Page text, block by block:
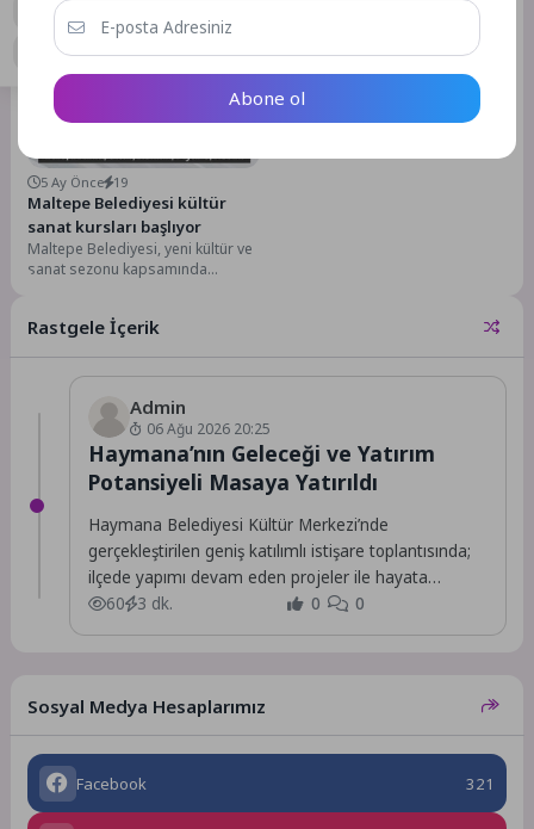
Ahmed Adnan Saygun Sanat
Merkezi’nde sahne alan İzmir Oda
Orkestrası, dünyaca ünlü...
genelinde gerçekleştirilen kültür
ve sanat etkinlikleri hız kesmeden
devam ediyor.Aydın Büyükşehir
Belediyesi...
5 Ay Önce 19
Maltepe Belediyesi kültür
sanat kursları başlıyor
Maltepe Belediyesi, yeni kültür ve
sanat sezonu kapsamında
Rastgele İçerik
Admin
06 Ağu 2026 20:25
Haymana’nın Geleceği ve Yatırım
Potansiyeli Masaya Yatırıldı
Haymana Belediyesi Kültür Merkezi’nde
gerçekleştirilen geniş katılımlı istişare toplantısında;
ilçede yapımı devam eden projeler ile hayata
geçirilmesi planlanan yeni yatırımlar,...
60 3 dk. 0 0
Sosyal Medya Hesaplarımız
Facebook 321
Abone ol